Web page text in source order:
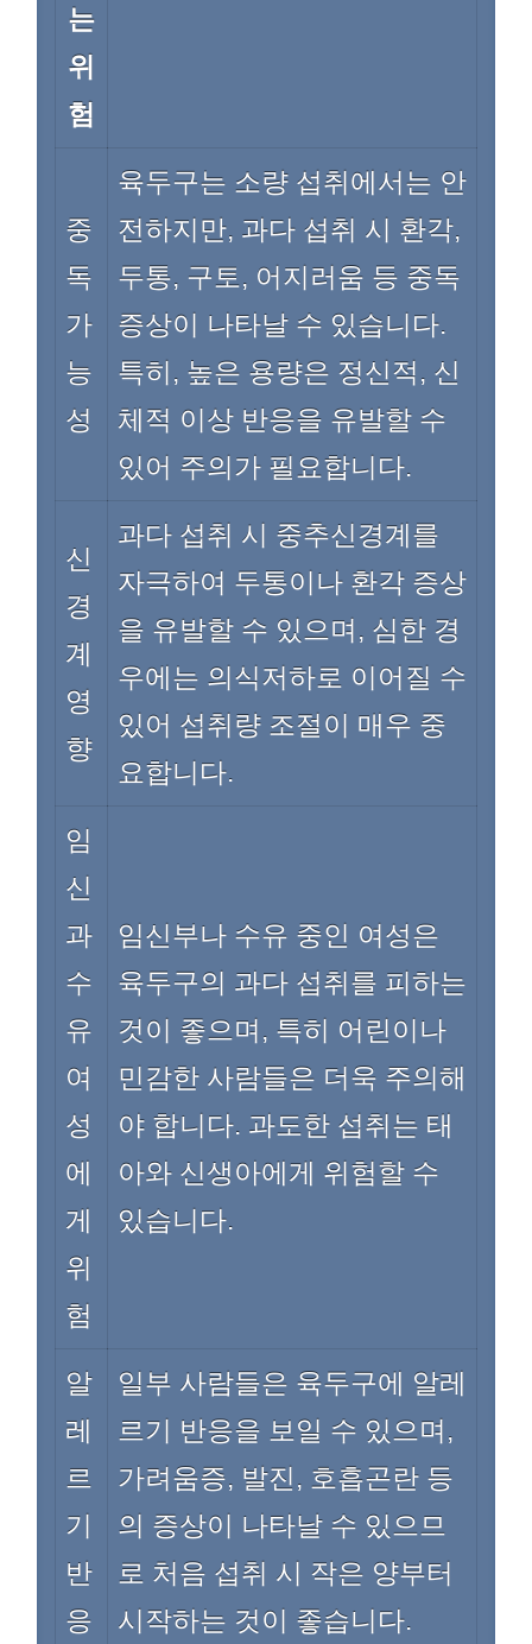
는
위
험
중
독
가
능
성
육두구는 소량 섭취에서는 안
전하지만, 과다 섭취 시 환각,
두통, 구토, 어지러움 등 중독
증상이 나타날 수 있습니다.
특히, 높은 용량은 정신적, 신
체적 이상 반응을 유발할 수
있어 주의가 필요합니다.
신
경
계
영
향
과다 섭취 시 중추신경계를
자극하여 두통이나 환각 증상
을 유발할 수 있으며, 심한 경
우에는 의식저하로 이어질 수
있어 섭취량 조절이 매우 중
요합니다.
임
신
과
수
유
여
성
에
게
위
험
임신부나 수유 중인 여성은
육두구의 과다 섭취를 피하는
것이 좋으며, 특히 어린이나
민감한 사람들은 더욱 주의해
야 합니다. 과도한 섭취는 태
아와 신생아에게 위험할 수
있습니다.
알
레
르
기
반
응
일부 사람들은 육두구에 알레
르기 반응을 보일 수 있으며,
가려움증, 발진, 호흡곤란 등
의 증상이 나타날 수 있으므
로 처음 섭취 시 작은 양부터
시작하는 것이 좋습니다.